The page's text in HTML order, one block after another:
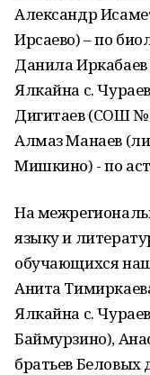
Александр
Ирсаево) – по
Данила
Ялкайна с.
Дигитаев (СОШ №
Алмаз Манаев
Мишкино) - по
На
языку и
обучающихся
Анита
Ялкайна с.
Баймурзино),
братьев Беловых